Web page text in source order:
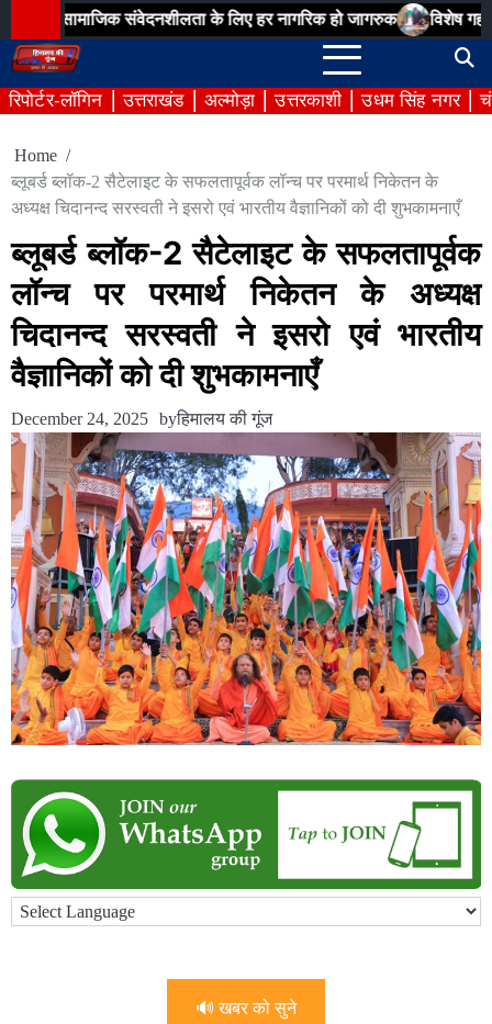
to
content
संवेदनशीलता के लिए हर नागरिक हो जागरुक विशेष गहन पुनरीक्षण
रिपोर्टर-लॉगिन उत्तराखंड अल्मोड़ा उत्तरकाशी उधम सिंह नगर
Home
ब्लूबर्ड ब्लॉक-2 सैटेलाइट के सफलतापूर्वक लॉन्च पर परमार्थ निकेतन के
अध्यक्ष चिदानन्द सरस्वती ने इसरो एवं भारतीय वैज्ञानिकों को दी शुभकामनाएँ
ब्लूबर्ड ब्लॉक-2 सैटेलाइट के सफलतापूर्वक
लॉन्च पर परमार्थ निकेतन के अध्यक्ष
चिदानन्द सरस्वती ने इसरो एवं भारतीय
वैज्ञानिकों को दी शुभकामनाएँ
December 24, 2025 byहिमालय की गूंज
🔊 खबर को सुने